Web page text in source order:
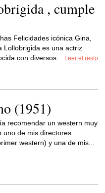
, cumple
Felicidades icónica Gina,
Lollobrigida es una actriz
con diversos...
Leer el resto
(1951)
recomendar un western muy
uno de mis directores
western) y una de mis...